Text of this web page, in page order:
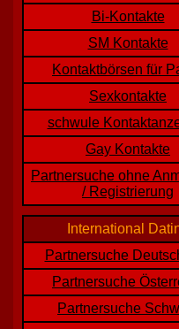
Bi-Kontakte
SM Kontakte
Kontaktbörsen für
Sexkontakte
schwule
Gay Kontakte
Partnersuche ohne
/ Registrierung
International
Partnersuche
Partnersuche
Partnersuche